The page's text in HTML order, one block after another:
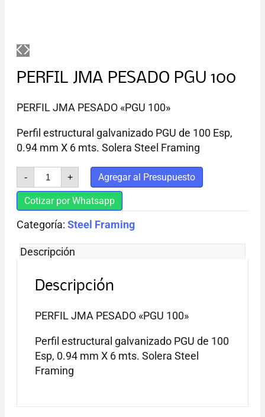
PERFIL JMA PESADO PGU 100
PERFIL JMA PESADO «PGU 100»
Perfil estructural galvanizado PGU de 100 Esp,
0.94 mm X 6 mts. Solera Steel Framing
-
PERFIL
JMA
PESADO
PGU
100
cantidad
+ Agregar al Presupuesto
Cotizar por Whatsapp
Categoría: Steel Framing
Descripción
Descripción
PERFIL JMA PESADO «PGU 100»
Perfil estructural galvanizado PGU de 100
Esp, 0.94 mm X 6 mts. Solera Steel
Framing